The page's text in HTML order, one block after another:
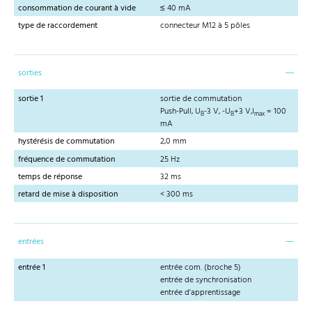
consommation de courant à vide
≤ 40 mA
type de raccordement
connecteur M12 à 5 pôles
sorties
sortie 1
sortie de commutation
Push-Pull, UB-3 V, -UB+3 V,Imax = 100
mA
hystérésis de commutation
2,0 mm
fréquence de commutation
25 Hz
temps de réponse
32 ms
retard de mise à disposition
< 300 ms
entrées
entrée 1
entrée com. (broche 5)
entrée de synchronisation
entrée d'apprentissage